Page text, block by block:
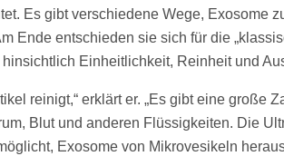
Es gibt verschiedene Wege, Exosome
Ende entschieden sie sich für die
Einheitlichkeit, Reinheit und
reinigt,“ erklärt er. „Es gibt eine große
Blut und anderen Flüssigkeiten. Die
Exosome von Mikrovesikeln